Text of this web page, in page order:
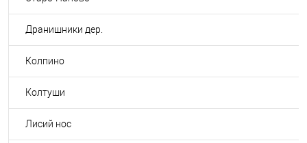
Дранишники дер.
Колпино
Колтуши
Лисий нос